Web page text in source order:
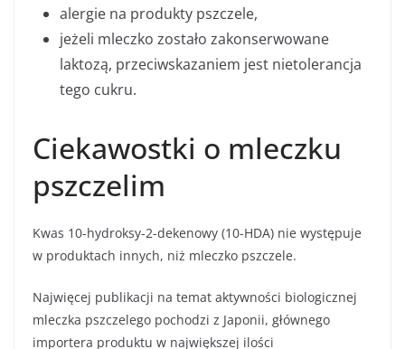
alergie na produkty pszczele,
jeżeli mleczko zostało zakonserwowane
laktozą, przeciwskazaniem jest nietolerancja
tego cukru.
Ciekawostki o mleczku
pszczelim
Kwas 10-hydroksy-2-dekenowy (10-HDA) nie występuje
w produktach innych, niż mleczko pszczele.
Najwięcej publikacji na temat aktywności biologicznej
mleczka pszczelego pochodzi z Japonii, głównego
importera produktu w największej ilości